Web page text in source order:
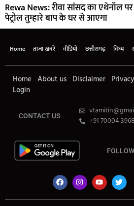
Rewa News: रीवा सांसद का एथेनॉल
पेट्रोल तुम्हारे बाप के घर से आएगा
Home ताजा खबरें वीडियो छत्तीसगढ़ विंध्य
Home About us Disclaimer
Login
CONTACT US
+91 70004